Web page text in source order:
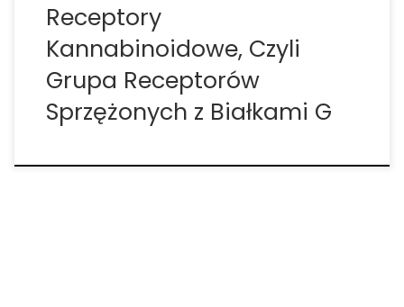
Receptory
Kannabinoidowe, Czyli
Grupa Receptorów
Sprzężonych z Białkami G